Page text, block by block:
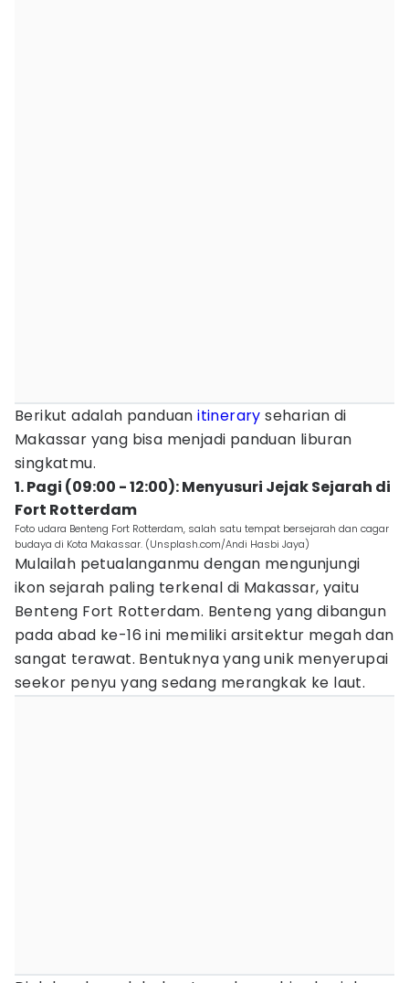
Berikut adalah panduanitinerary seharian di
Makassar yang bisa menjadi panduan liburan
singkatmu.
1. Pagi (09:00 - 12:00): Menyusuri Jejak Sejarah di
Fort Rotterdam
Foto udara Benteng Fort Rotterdam, salah satu tempat bersejarah dan cagar
budaya di Kota Makassar. (Unsplash.com/Andi Hasbi Jaya)
Mulailah petualanganmu dengan mengunjungi
ikon sejarah paling terkenal di Makassar, yaitu
Benteng Fort Rotterdam. Benteng yang dibangun
pada abad ke-16 ini memiliki arsitektur megah dan
sangat terawat. Bentuknya yang unik menyerupai
seekor penyu yang sedang merangkak ke laut.